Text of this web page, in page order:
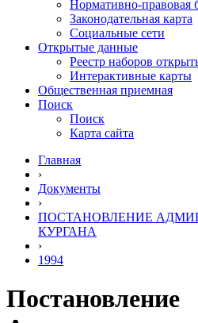
Нормативно-правовая
Законодательная карта
Социальные сети
Открытые данные
Реестр наборов
Интерактивные карты
Общественная приемная
Поиск
Поиск
Карта сайта
Главная
›
Документы
›
ПОСТАНОВЛЕНИЕ
КУРГАНА
›
1994
Постановление